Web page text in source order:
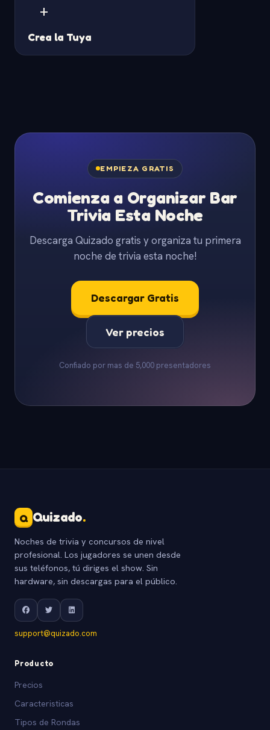
+
Crea la Tuya
EMPIEZA GRATIS
Comienza a Organizar Bar
Trivia Esta Noche
Descarga Quizado gratis y organiza tu primera
noche de trivia esta noche!
Descargar Gratis
Ver precios
Confiado por mas de 5,000 presentadores
Q Quizado.
Noches de trivia y concursos de nivel
profesional. Los jugadores se unen desde
sus teléfonos, tú diriges el show. Sin
hardware, sin descargas para el público.
support@quizado.com
Producto
Precios
Caracteristicas
Tipos de Rondas